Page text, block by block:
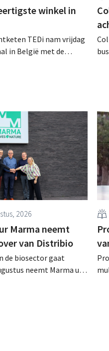
winkel in
TEDi nam vrijdag
in België met de
2026
Marma neemt
van Distribio
de biosector gaat
neemt Marma uit